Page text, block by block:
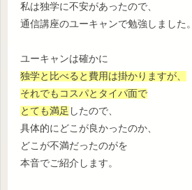
私は独学に不安があったので、
通信講座のユーキャンで勉強しました。
ユーキャンは確かに
独学と比べると費用は掛かりますが、
それでもコスパとタイパ面で
とても満足 したので、
具体的にどこが良かったのか、
どこが不満だったのがを
本音でご紹介します。